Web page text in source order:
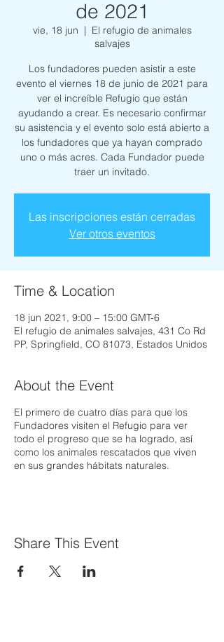
de 2021
vie, 18 jun
  |
El refugio de animales
salvajes
Los fundadores pueden asistir a este
evento el viernes 18 de junio de 2021 para
ver el increíble Refugio que están
ayudando a crear. Es necesario confirmar
su asistencia y el evento solo está abierto a
los fundadores que ya hayan comprado
uno o más acres. Cada Fundador puede
traer un invitado.
Las inscripciones están cerradas
Ver otros eventos
Time & Location
18 jun 2021, 9:00 – 15:00 GMT-6
El refugio de animales salvajes, 431 Co Rd
PP, Springfield, CO 81073, Estados Unidos
About the Event
El primero de cuatro días para que los
Fundadores visiten el Refugio para ver
todo el progreso que se ha logrado, así
como los animales rescatados que viven
en sus grandes hábitats naturales.
Share This Event